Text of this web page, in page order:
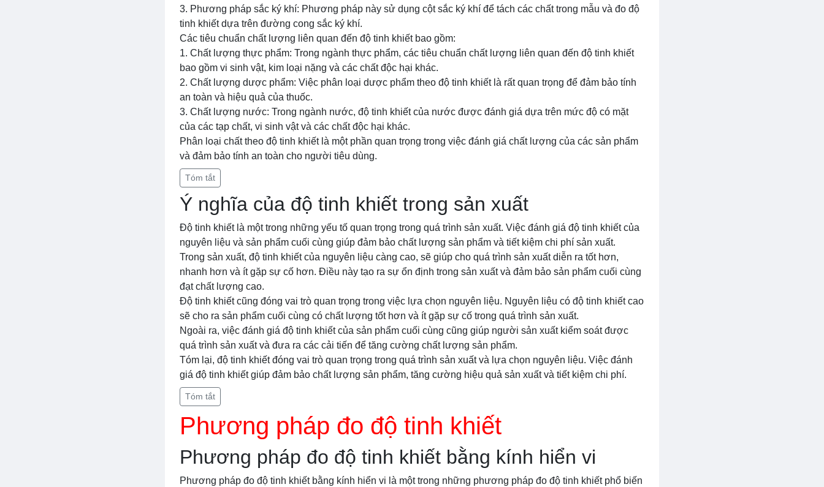
3. Phương pháp sắc ký khí: Phương pháp này sử dụng cột sắc ký khí để tách các chất trong mẫu và đo độ
tinh khiết dựa trên đường cong sắc ký khí.
Các tiêu chuẩn chất lượng liên quan đến độ tinh khiết bao gồm:
1. Chất lượng thực phẩm: Trong ngành thực phẩm, các tiêu chuẩn chất lượng liên quan đến độ tinh khiết
bao gồm vi sinh vật, kim loại nặng và các chất độc hại khác.
2. Chất lượng dược phẩm: Việc phân loại dược phẩm theo độ tinh khiết là rất quan trọng để đảm bảo tính
an toàn và hiệu quả của thuốc.
3. Chất lượng nước: Trong ngành nước, độ tinh khiết của nước được đánh giá dựa trên mức độ có mặt
của các tạp chất, vi sinh vật và các chất độc hại khác.
Phân loại chất theo độ tinh khiết là một phần quan trọng trong việc đánh giá chất lượng của các sản phẩm
và đảm bảo tính an toàn cho người tiêu dùng.
Tóm tắt
Ý nghĩa của độ tinh khiết trong sản xuất
Độ tinh khiết là một trong những yếu tố quan trọng trong quá trình sản xuất. Việc đánh giá độ tinh khiết của
nguyên liệu và sản phẩm cuối cùng giúp đảm bảo chất lượng sản phẩm và tiết kiệm chi phí sản xuất.
Trong sản xuất, độ tinh khiết của nguyên liệu càng cao, sẽ giúp cho quá trình sản xuất diễn ra tốt hơn,
nhanh hơn và ít gặp sự cố hơn. Điều này tạo ra sự ổn định trong sản xuất và đảm bảo sản phẩm cuối cùng
đạt chất lượng cao.
Độ tinh khiết cũng đóng vai trò quan trọng trong việc lựa chọn nguyên liệu. Nguyên liệu có độ tinh khiết cao
sẽ cho ra sản phẩm cuối cùng có chất lượng tốt hơn và ít gặp sự cố trong quá trình sản xuất.
Ngoài ra, việc đánh giá độ tinh khiết của sản phẩm cuối cùng cũng giúp người sản xuất kiểm soát được
quá trình sản xuất và đưa ra các cải tiến để tăng cường chất lượng sản phẩm.
Tóm lại, độ tinh khiết đóng vai trò quan trọng trong quá trình sản xuất và lựa chọn nguyên liệu. Việc đánh
giá độ tinh khiết giúp đảm bảo chất lượng sản phẩm, tăng cường hiệu quả sản xuất và tiết kiệm chi phí.
Tóm tắt
Phương pháp đo độ tinh khiết
Phương pháp đo độ tinh khiết bằng kính hiển vi
Phương pháp đo độ tinh khiết bằng kính hiển vi là một trong những phương pháp đo độ tinh khiết phổ biến